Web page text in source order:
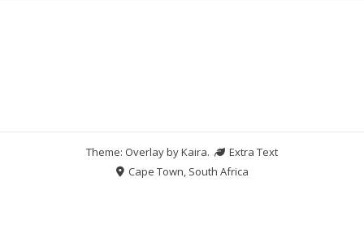
Theme: Overlay byKaira.
Extra Text
Cape Town, South Africa